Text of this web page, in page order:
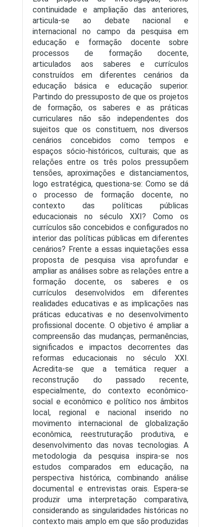
continuidade e ampliação das anteriores,
articula-se ao debate nacional e
internacional no campo da pesquisa em
educação e formação docente sobre
processos de formação docente,
articulados aos saberes e currículos
construídos em diferentes cenários da
educação básica e educação superior.
Partindo do pressuposto de que os projetos
de formação, os saberes e as práticas
curriculares não são independentes dos
sujeitos que os constituem, nos diversos
cenários concebidos como tempos e
espaços sócio-históricos, culturais; que as
relações entre os três polos pressupõem
tensões, aproximações e distanciamentos,
logo estratégica, questiona-se: Como se dá
o processo de formação docente, no
contexto das políticas públicas
educacionais no século XXI? Como os
currículos são concebidos e configurados no
interior das políticas públicas em diferentes
cenários? Frente a essas inquietações essa
proposta de pesquisa visa aprofundar e
ampliar as análises sobre as relações entre a
formação docente, os saberes e os
currículos desenvolvidos em diferentes
realidades educativas e as implicações nas
práticas educativas e no desenvolvimento
profissional docente. O objetivo é ampliar a
compreensão das mudanças, permanências,
significados e impactos decorrentes das
reformas educacionais no século XXI.
Acredita-se que a temática requer a
reconstrução do passado recente,
especialmente, do contexto econômico-
social e econômico e político nos âmbitos
local, regional e nacional inserido no
movimento internacional de globalização
econômica, reestruturação produtiva, e
desenvolvimento das novas tecnologias. A
metodologia da pesquisa inspira-se nos
estudos comparados em educação, na
perspectiva histórica, combinando análise
documental e entrevistas orais. Espera-se
produzir uma interpretação comparativa,
considerando as singularidades históricas no
contexto mais amplo em que são produzidas